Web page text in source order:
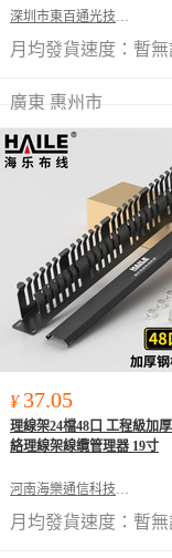
深圳市東百通光技術有限公司
月均發貨速度： 暫
廣東 惠州市
¥ 37.05
理線架24檔48口 工程級加
絡理線架線纜管理器 19寸
河南海樂通信科技有限公司
月均發貨速度： 暫